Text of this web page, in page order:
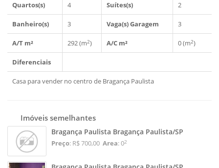
Quartos(s) 4 Suítes(s) 2
Banheiro(s) 3 Vaga(s) Garagem 3
A/T m² 292 (m2) A/C m² 0 (m2)
Diferenciais
Casa para vender no centro de Bragança Paulista
Imóveis semelhantes
Bragança Paulista Bragança Paulista/SP
Preço: R$ 700,00 Area: 02